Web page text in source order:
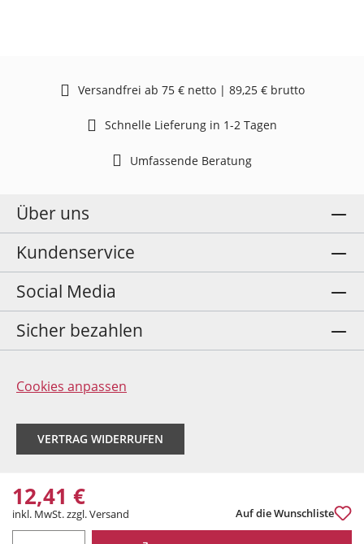
12,41 €
inkl. MwSt. zzgl. Versand Auf die Wunschliste
Versandfrei ab 75 € netto | 89,25 € brutto
Schnelle Lieferung in 1-2 Tagen
Umfassende Beratung
Über uns
Kundenservice
Social Media
Sicher bezahlen
Cookies anpassen
VERTRAG WIDERRUFEN